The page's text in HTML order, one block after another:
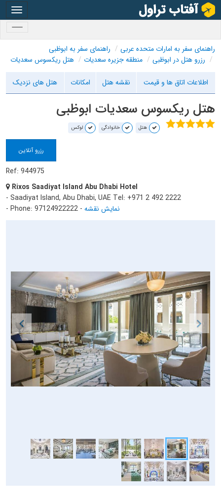
راهنمای سفر به امارات متحده عربی
راهنمای سفر به ابوظبی
رزرو هتل در ابوظبی
منطقه جزیره سعدیات هتل ریکسوس سعدیات
اطلاعات اتاق ها و قیمت نقشه هتل امکانات هتل های نزدیک
هتل ریکسوس سعدیات ابوظبی
هتل خانوادگی لوکس
رزرو آنلاین
Ref: 944975
Rixos Saadiyat Island Abu Dhabi Hotel
- Saadiyat Island, Abu Dhabi, UAE Tel: +971 2 492 2222
- Phone: 97124922222 - نمایش نقشه